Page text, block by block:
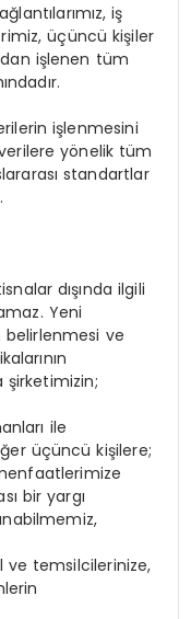
iş
üçüncü kişiler
işlenen tüm
işlenmesini
yönelik tüm
standartlar
dışında ilgili
Yeni
belirlenmesi ve
ile
üçüncü kişilere;
bir yargı
ve temsilcilerinize,